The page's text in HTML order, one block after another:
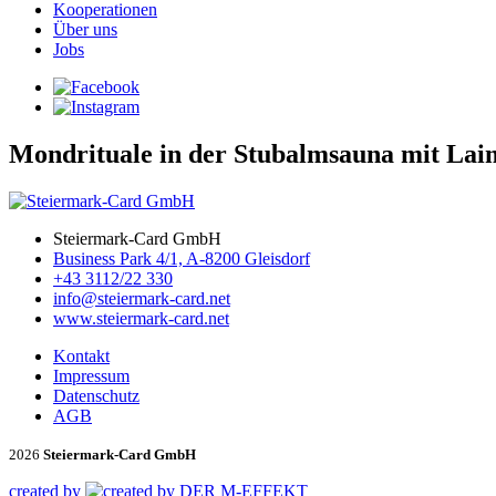
Kooperationen
Über uns
Jobs
Mondrituale in der Stubalmsauna mit
Steiermark-Card GmbH
Business Park 4/1, A-8200 Gleisdorf
+43 3112/22 330
info@steiermark-card.net
www.steiermark-card.net
Kontakt
Impressum
Datenschutz
AGB
2026 Steiermark-Card GmbH
created by